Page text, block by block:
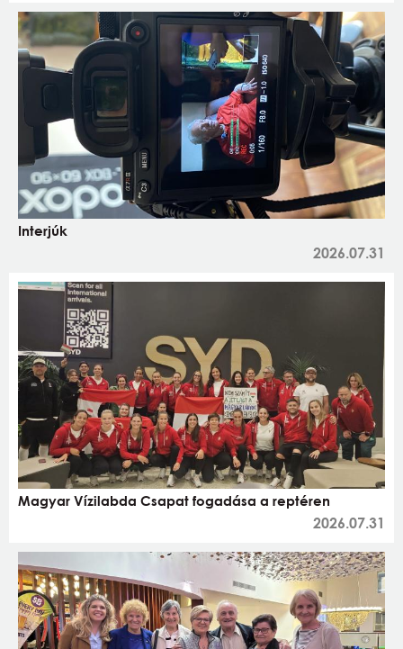
Interjúk
2026.07.31
Magyar Vízilabda Csapat fogadása a reptéren
2026.07.31